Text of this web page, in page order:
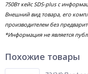
750Вт кейс SDS-plus с
Внешний вид товара, его
производителем без
*Информация не является
Похожие товары